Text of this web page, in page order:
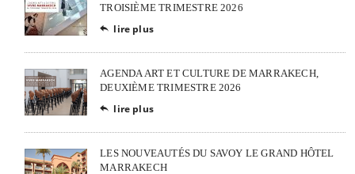
TROISIÈME TRIMESTRE 2026
 lire plus
AGENDA ART ET CULTURE DE MARRAKECH,
DEUXIÈME TRIMESTRE 2026
 lire plus
LES NOUVEAUTÉS DU SAVOY LE GRAND HÔTEL
MARRAKECH